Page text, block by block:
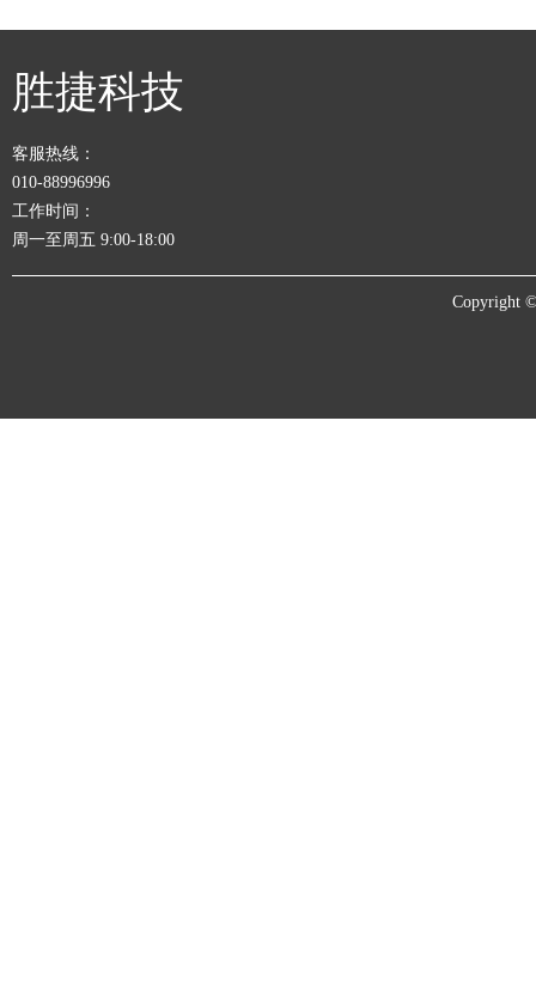
胜捷科技
客服热线：
010-88996996
工作时间：
周一至周五 9:00-18:00
Copyright